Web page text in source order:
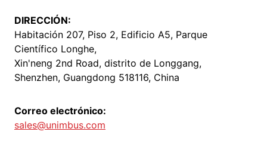
DIRECCIÓN:
Habitación 207, Piso 2, Edificio A5, Parque
Científico Longhe,
Xin'neng 2nd Road, distrito de Longgang,
Shenzhen, Guangdong 518116, China
Correo electrónico:
sales@unimbus.com